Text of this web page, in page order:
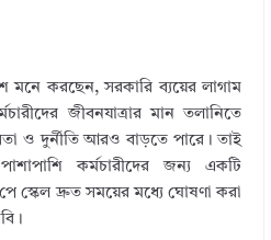
মনে করছেন, সরকারি ব্যয়ের লাগাম
জীবনযাত্রার মান তলানিতে
ও দুর্নীতি আরও বাড়তে পারে। তাই
কর্মচারীদের জন্য একটি
স্কেল দ্রুত সময়ের মধ্যে ঘোষণা করা